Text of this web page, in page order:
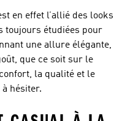
en effet l’allié des looks
toujours étudiées pour
une allure élégante,
que ce soit sur le
la qualité et le
hésiter.